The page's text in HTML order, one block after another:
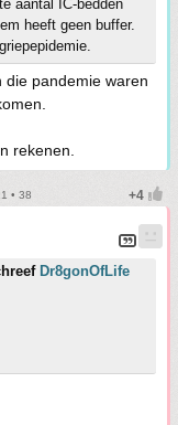
aantal IC-bedden
heeft geen buffer.
die pandemie waren
rekenen.
• 38
Dr8gonOfLife